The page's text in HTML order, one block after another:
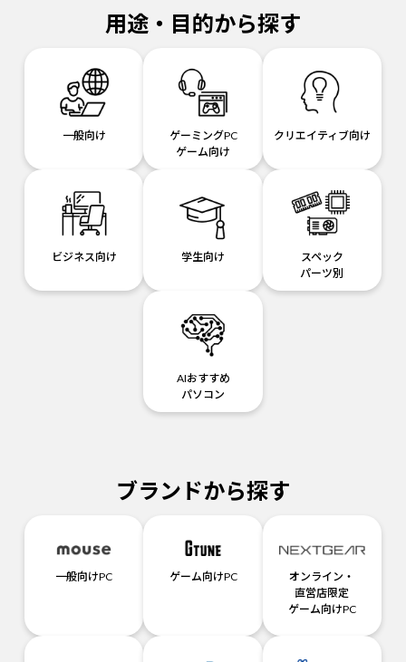
用途・目的から探す
一般向け
ゲーミングPC
ゲーム向け
クリエイティブ向け
ビジネス向け 学生向け
スペック
パーツ別
AIおすすめ
パソコン
ブランドから探す
一般向けPC ゲーム向けPC
オンライン・
直営店限定
ゲーム向けPC